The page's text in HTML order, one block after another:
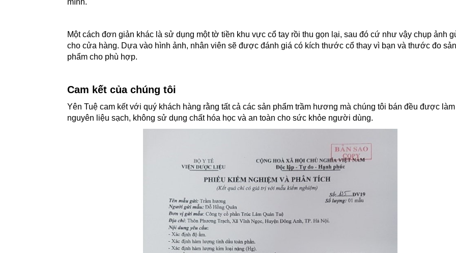
mình.
Một cách đơn giản khác là sử dụng một tờ tiền khu vực cổ tay rồi thu gọn lại, sau đó cứ như vậy chụp ảnh
cho cửa hàng. Dựa vào hình ảnh, nhân viên sẽ được đánh giá có kích thước cổ thay vì bạn và thước đo sản
phẩm cho phù hợp.
Cam kết của chúng tôi
Yên Tuệ cam kết với quý khách hàng rằng tất cả các sản phẩm trầm hương mà chúng tôi bán đều được
nguyên liệu sạch, không sử dụng chất hóa học và an toàn cho sức khỏe người dùng.